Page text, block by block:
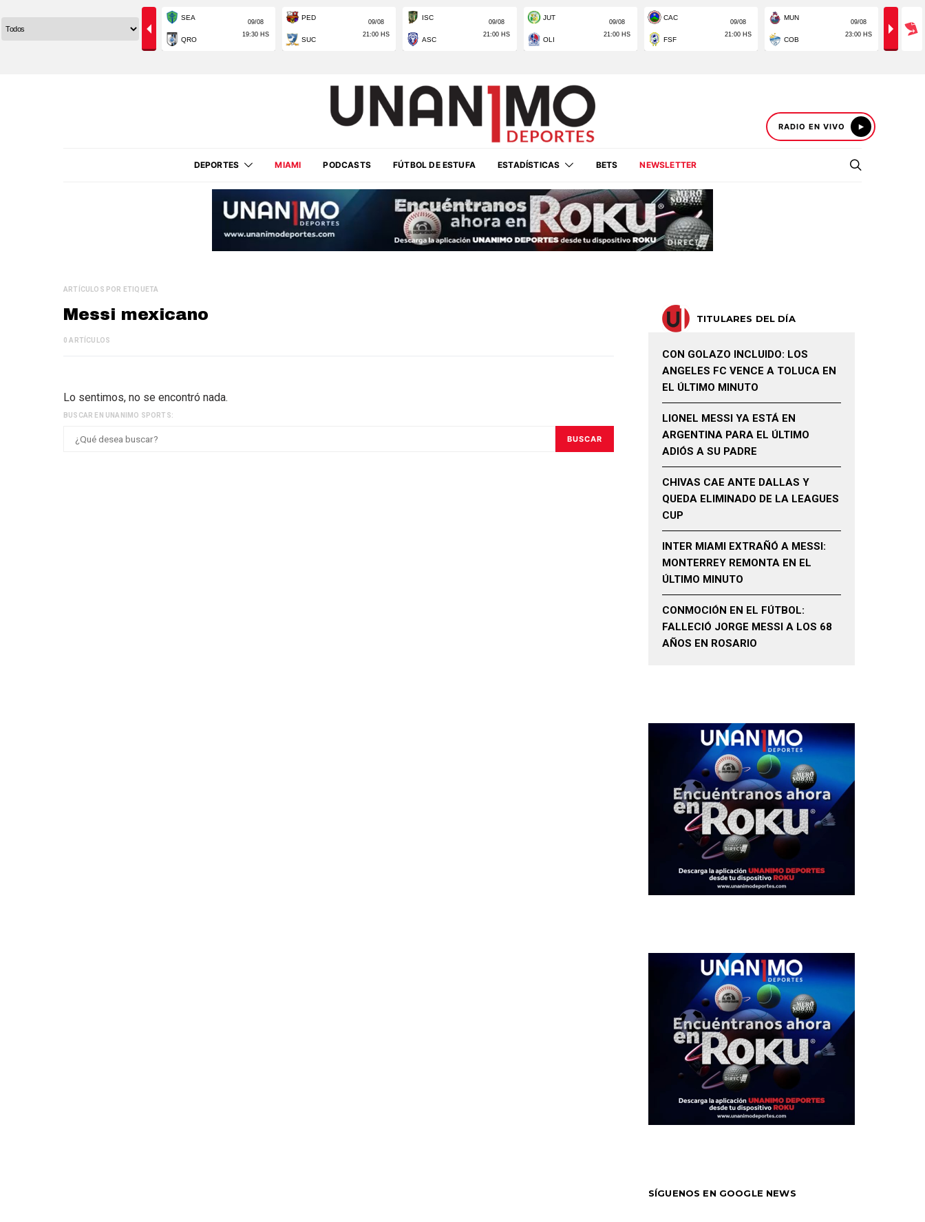
RADIO EN VIVO
DEPORTES MIAMI PODCASTS FÚTBOL DE ESTUFA ESTADÍSTICAS BETS NEWSLETTER
ARTÍCULOS POR ETIQUETA
Messi mexicano
0 ARTÍCULOS
Lo sentimos, no se encontró nada.
BUSCAR EN UNANIMO SPORTS:
BUSCAR
TITULARES DEL DÍA
CON GOLAZO INCLUIDO: LOS
ANGELES FC VENCE A TOLUCA EN
EL ÚLTIMO MINUTO
LIONEL MESSI YA ESTÁ EN
ARGENTINA PARA EL ÚLTIMO
ADIÓS A SU PADRE
CHIVAS CAE ANTE DALLAS Y
QUEDA ELIMINADO DE LA LEAGUES
CUP
INTER MIAMI EXTRAÑÓ A MESSI:
MONTERREY REMONTA EN EL
ÚLTIMO MINUTO
CONMOCIÓN EN EL FÚTBOL:
FALLECIÓ JORGE MESSI A LOS 68
AÑOS EN ROSARIO
SÍGUENOS EN GOOGLE NEWS